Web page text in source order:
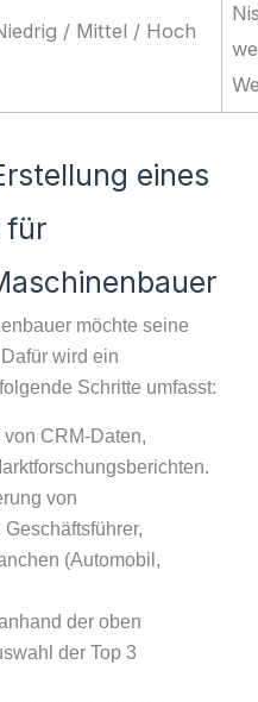
/ Mittel / Hoch
eines
für
möchte seine
wird ein
Schritte umfasst:
CRM-Daten,
von
(Automobil,
der oben
der Top 3